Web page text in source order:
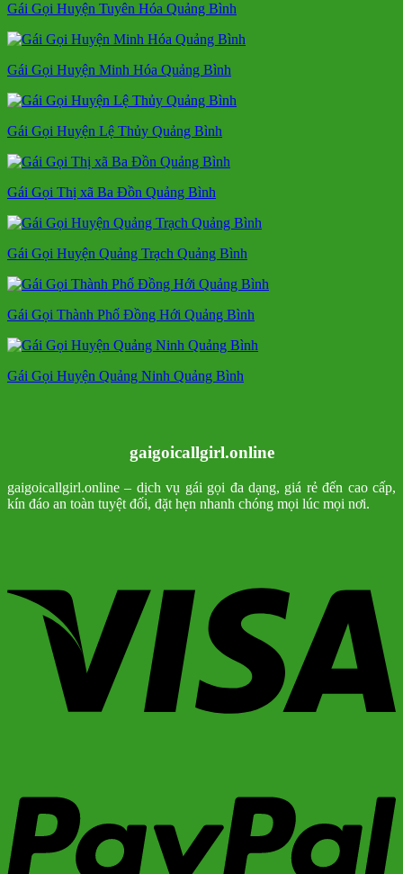
Gái Gọi Huyện Tuyên Hóa Quảng Bình
Gái Gọi Huyện Minh Hóa Quảng Bình
Gái Gọi Huyện Lệ Thủy Quảng Bình
Gái Gọi Thị xã Ba Đồn Quảng Bình
Gái Gọi Huyện Quảng Trạch Quảng Bình
Gái Gọi Thành Phố Đồng Hới Quảng Bình
Gái Gọi Huyện Quảng Ninh Quảng Bình
gaigoicallgirl.online
gaigoicallgirl.online – dịch vụ gái gọi đa dạng, giá rẻ đến cao cấp,
kín đáo an toàn tuyệt đối, đặt hẹn nhanh chóng mọi lúc mọi nơi.